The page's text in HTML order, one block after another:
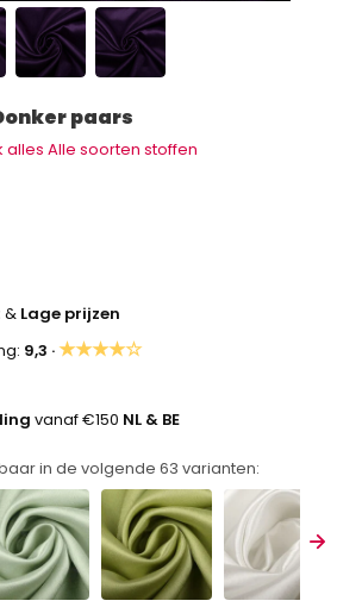
paars
alles Alle soorten stoffen
& Lage prijzen
9,3 ·★★★★☆
vanaf €150 NL & BE
in de volgende63 varianten: